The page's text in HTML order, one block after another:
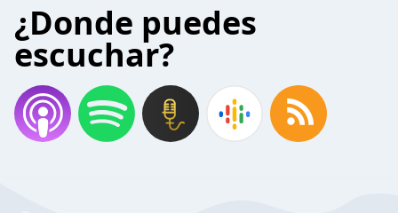
¿Donde puedes
escuchar?